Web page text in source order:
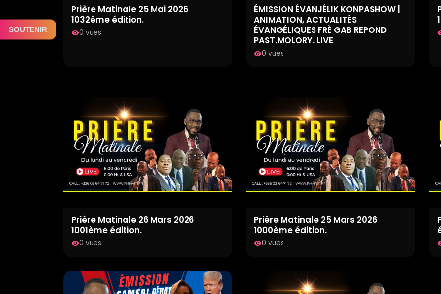
Prière Matinale 25 Mai 2026
1032ème édition.
visibility0 vues
ÉMISSION ÉVANJÉLIK KONPASHOW |
ANIMATION, ACTUALITÉS
ÉVANGÉLIQUES FRÈ GAB REPOND
PAST.MOLORY. LIVE
visibility0 vues
Prière Matinale 26 Mars 2026
1001ème édition.
visibility0 vues
Prière Matinale 25 Mars 2026
1000ème édition.
visibility0 vues
SOUTENIR